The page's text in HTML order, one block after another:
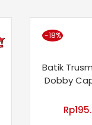
-18%
Batik
Dobby
Rp